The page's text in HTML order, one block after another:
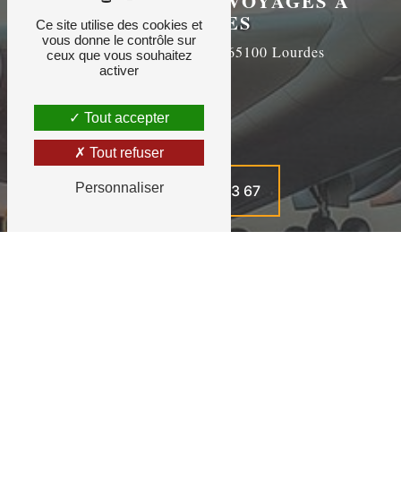
LOURDES
19 Avenue du Paradis, 65100 Lourdes
05 62 91 03 67
Ce site utilise des cookies et
vous donne le contrôle sur
ceux que vous souhaitez
activer
Tout accepter
Tout refuser
Personnaliser